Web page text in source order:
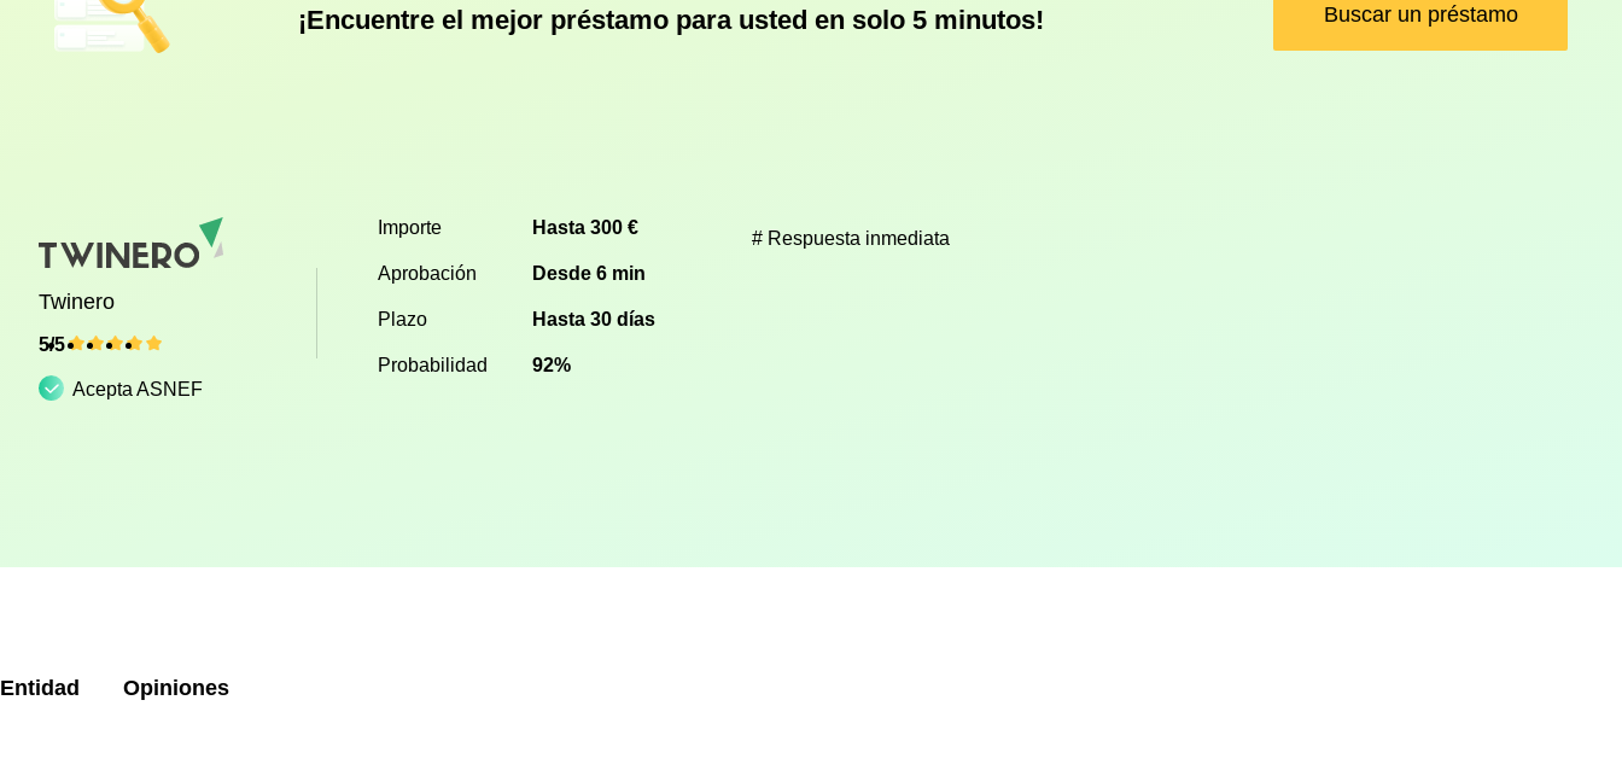
¡Encuentre el mejor préstamo para usted en solo 5 minutos! Buscar un préstamo
Twinero
5/5
Acepta ASNEF
Importe Hasta 300 €
Aprobación Desde 6 min
Plazo Hasta 30 días
Probabilidad 92%
Respuesta inmediata
Entidad Opiniones